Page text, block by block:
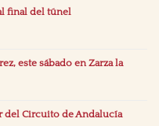
final del túnel
este sábado en Zarza la
del Circuito de Andalucía